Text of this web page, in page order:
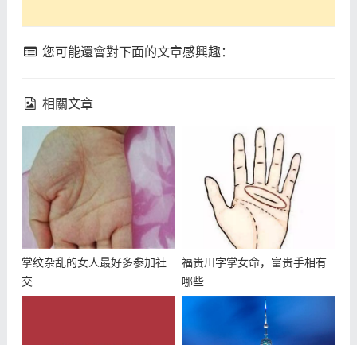
您可能還會對下面的文章感興趣：
相關文章
掌纹杂乱的女人最好多参加社
交
福贵川字掌女命，富贵手相有
哪些